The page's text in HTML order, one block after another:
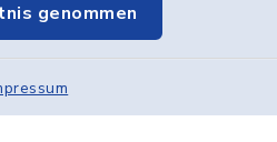
genommen
Kommunikation